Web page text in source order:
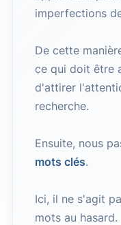
imperfections
De cette
ce qui doit être
d'attirer
recherche.
Ensuite, nous
mots clés.
Ici, il ne s'agit
mots au hasard.